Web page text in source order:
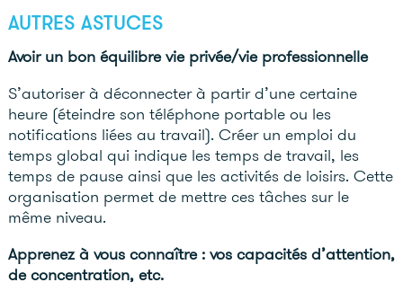
AUTRES ASTUCES
Avoir un bon équilibre vie privée/vie professionnelle
S’autoriser à déconnecter à partir d’une certaine
heure (éteindre son téléphone portable ou les
notifications liées au travail). Créer un emploi du
temps global qui indique les temps de travail, les
temps de pause ainsi que les activités de loisirs. Cette
organisation permet de mettre ces tâches sur le
même niveau.
Apprenez à vous connaître : vos capacités d’attention,
de concentration, etc.